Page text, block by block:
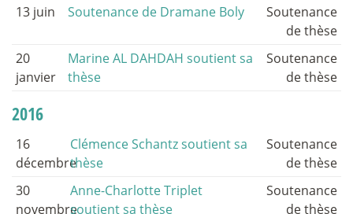
13 juin
Soutenance de Dramane Boly
Soutenance
de thèse
20
janvier
Marine AL DAHDAH soutient sa
thèse
Soutenance
de thèse
2016
16
décembre
Clémence Schantz soutient sa
thèse
Soutenance
de thèse
30
novembre
Anne-Charlotte Triplet
soutient sa thèse
Soutenance
de thèse